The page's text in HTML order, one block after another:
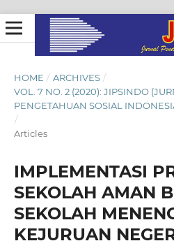
HOME / ARCHIVES /
VOL. 7 NO. 2 (2020): JIPSINDO
PENGETAHUAN SOSIAL
/
Articles
IMPLEMENTASI
SEKOLAH AMAN
SEKOLAH
KEJURUAN